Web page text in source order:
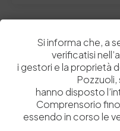
Lascia un
Il tuo indirizzo email non sarà
Si informa che, a
verificatisi
i gestori e la proprietà
Pozzuoli,
hanno disposto
Comprensorio
essendo in corso le